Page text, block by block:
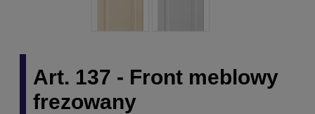
Art. 137 - Front meblowy
frezowany